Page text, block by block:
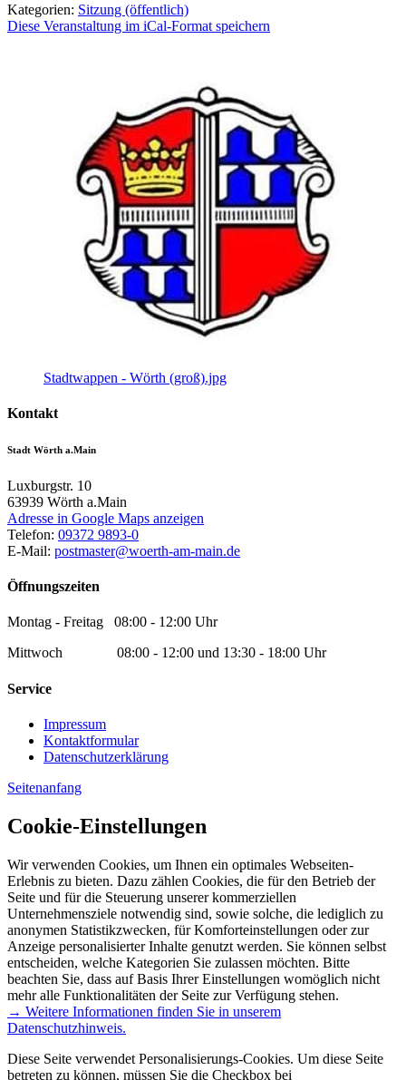
Kategorien: Sitzung (öffentlich)
Diese Veranstaltung im iCal-Format speichern
Stadtwappen - Wörth (groß).jpg
Kontakt
Stadt Wörth a.Main
Luxburgstr. 10
63939 Wörth a.Main
Adresse in Google Maps anzeigen
Telefon: 09372 9893-0
E-Mail: postmaster@woerth-am-main.de
Öffnungszeiten
Montag - Freitag 08:00 - 12:00 Uhr
Mittwoch 08:00 - 12:00 und 13:30 - 18:00 Uhr
Service
Impressum
Kontaktformular
Datenschutzerklärung
Seitenanfang
Cookie-Einstellungen
Wir verwenden Cookies, um Ihnen ein optimales Webseiten-
Erlebnis zu bieten. Dazu zählen Cookies, die für den Betrieb der
Seite und für die Steuerung unserer kommerziellen
Unternehmensziele notwendig sind, sowie solche, die lediglich zu
anonymen Statistikzwecken, für Komforteinstellungen oder zur
Anzeige personalisierter Inhalte genutzt werden. Sie können selbst
entscheiden, welche Kategorien Sie zulassen möchten. Bitte
beachten Sie, dass auf Basis Ihrer Einstellungen womöglich nicht
mehr alle Funktionalitäten der Seite zur Verfügung stehen.
→ Weitere Informationen finden Sie in unserem
Datenschutzhinweis.
Diese Seite verwendet Personalisierungs-Cookies. Um diese Seite
betreten zu können, müssen Sie die Checkbox bei